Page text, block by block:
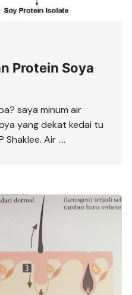
Protein Soya
saya minum air
yang dekat kedai tu
Shaklee. Air ….